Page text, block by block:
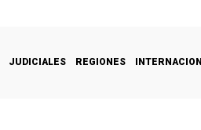
JUDICIALES REGIONES